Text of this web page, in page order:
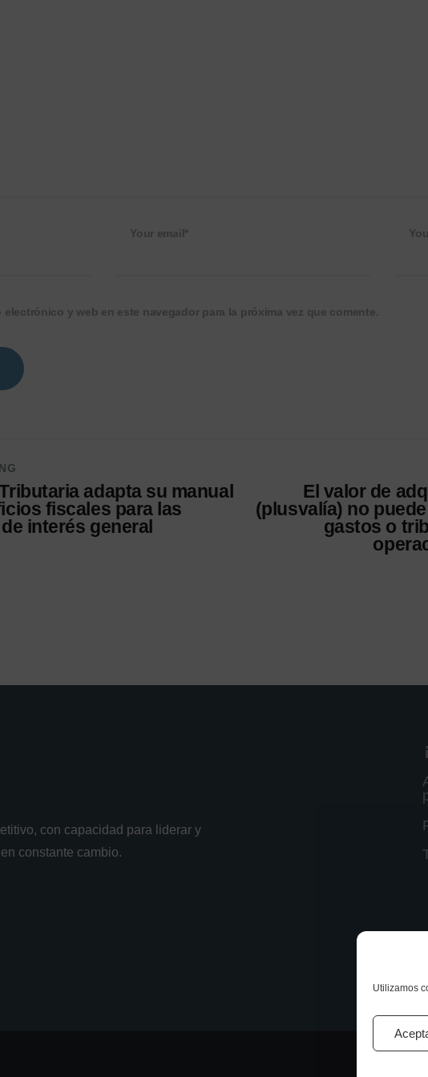
Utilizamos
Your email*
electrónico y web en este navegador para la próxima vez que comente.
adapta su manual
fiscales para las
interés general
El valor de
(plusvalía) no
gastos o
con capacidad para liderar y
constante cambio.